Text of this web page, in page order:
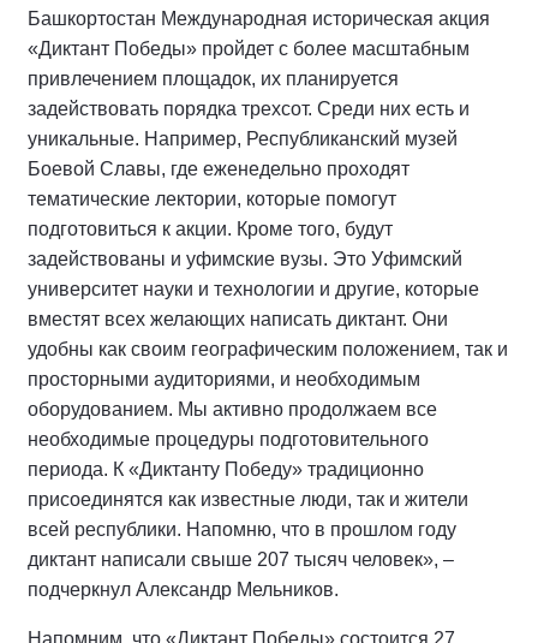
Башкортостан Международная историческая акция
«Диктант Победы» пройдет с более масштабным
привлечением площадок, их планируется
задействовать порядка трехсот. Среди них есть и
уникальные. Например, Республиканский музей
Боевой Славы, где еженедельно проходят
тематические лектории, которые помогут
подготовиться к акции. Кроме того, будут
задействованы и уфимские вузы. Это Уфимский
университет науки и технологии и другие, которые
вместят всех желающих написать диктант. Они
удобны как своим географическим положением, так и
просторными аудиториями, и необходимым
оборудованием. Мы активно продолжаем все
необходимые процедуры подготовительного
периода. К «Диктанту Победу» традиционно
присоединятся как известные люди, так и жители
всей республики. Напомню, что в прошлом году
диктант написали свыше 207 тысяч человек», –
подчеркнул Александр Мельников.
Напомним, что «Диктант Победы» состоится 27